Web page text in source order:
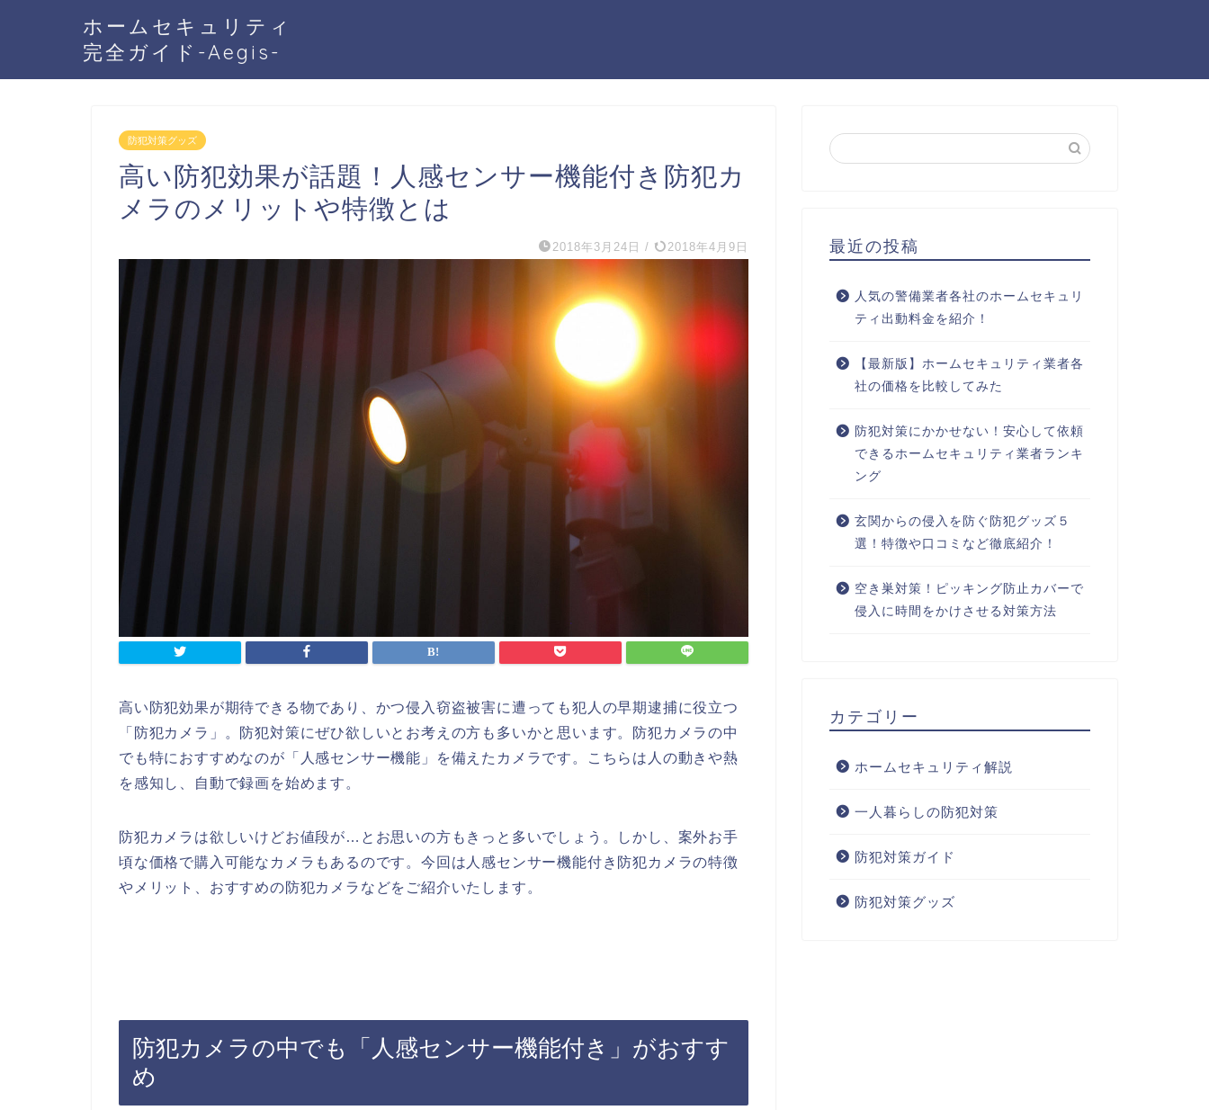
ホームセキュリティ
完全ガイド-Aegis-
防犯対策グッズ
高い防犯効果が話題！人感センサー機能付き防犯カ
メラのメリットや特徴とは
2018年3月24日 / 2018年4月9日
高い防犯効果が期待できる物であり、かつ侵入窃盗被害に遭っても犯人の早期逮捕に役立つ
「防犯カメラ」。防犯対策にぜひ欲しいとお考えの方も多いかと思います。防犯カメラの中
でも特におすすめなのが「人感センサー機能」を備えたカメラです。こちらは人の動きや熱
を感知し、自動で録画を始めます。
防犯カメラは欲しいけどお値段が…とお思いの方もきっと多いでしょう。しかし、案外お手
頃な価格で購入可能なカメラもあるのです。今回は人感センサー機能付き防犯カメラの特徴
やメリット、おすすめの防犯カメラなどをご紹介いたします。
防犯カメラの中でも「人感センサー機能付き」がおすす
め
最近の投稿
人気の警備業者各社のホームセキュリ
ティ出動料金を紹介！
【最新版】ホームセキュリティ業者各
社の価格を比較してみた
防犯対策にかかせない！安心して依頼
できるホームセキュリティ業者ランキ
ング
玄関からの侵入を防ぐ防犯グッズ５
選！特徴や口コミなど徹底紹介！
空き巣対策！ピッキング防止カバーで
侵入に時間をかけさせる対策方法
カテゴリー
ホームセキュリティ解説
一人暮らしの防犯対策
防犯対策ガイド
防犯対策グッズ